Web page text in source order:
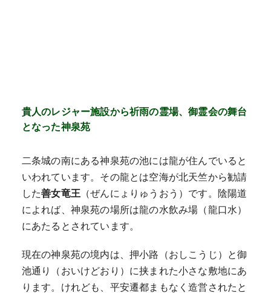
貴人のレジャー施設から祈雨の霊場、御霊会の舞台
となった神泉苑
二条城の南にある神泉苑の池には龍が住んでいると
いわれています。その龍とは空海が北天竺から勧請
した善女竜王 （ぜんにょりゅうおう）です。陰陽道
によれば、神泉苑の場所は龍の水飲み場（龍口水）
にあたるとされています。
現在の神泉苑の境内は、押小路（おしこうじ）と御
池通り（おいけどおり）に挟まれた小さな敷地にあ
ります。けれども、平安遷都まもなく造営されたと